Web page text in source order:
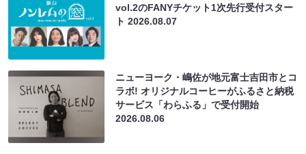
vol.2のFANYチケット1次先行受付スター
ト2026.08.07
ニューヨーク・嶋佐が地元富士吉田市とコ
ラボ! オリジナルコーヒーがふるさと納税
サービス「わらふる」で受付開始
2026.08.06